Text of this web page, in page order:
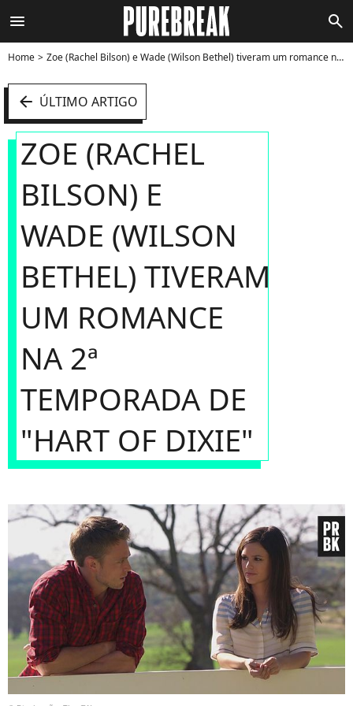
menu search
Home Zoe (Rachel Bilson) e Wade (Wilson Bethel) tiveram um romance na 2ª temporada de "Hart of Dixie" - Foto
arrow_left ÚLTIMO ARTIGO
ZOE (RACHEL
BILSON) E
WADE (WILSON
BETHEL) TIVERAM
UM ROMANCE
NA 2ª
TEMPORADA DE
"HART OF DIXIE"